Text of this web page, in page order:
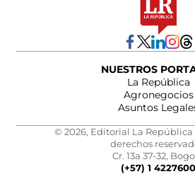
NUESTROS
La República
Agronegocios
Asuntos
© 2026, Editorial La República
derechos
Cr. 13a 37-32,
(+57) 1 4227600